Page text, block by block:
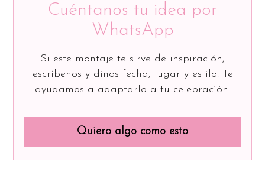
Cuéntanos tu idea por
WhatsApp
Si este montaje te sirve de inspiración,
escríbenos y dinos fecha, lugar y estilo. Te
ayudamos a adaptarlo a tu celebración.
Quiero algo como esto